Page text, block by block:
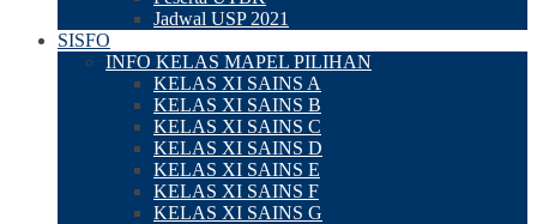
Jadwal USP 2021
SISFO
INFO KELAS MAPEL PILIHAN
KELAS XI SAINS A
KELAS XI SAINS B
KELAS XI SAINS C
KELAS XI SAINS D
KELAS XI SAINS E
KELAS XI SAINS F
KELAS XI SAINS G